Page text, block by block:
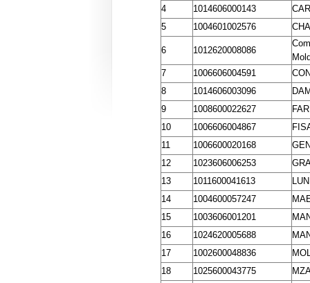
4
1014606000143
5
1004601002576
6 1012620008086
7
1006606004591
8
1014606003096
9
1008600022627
10
1006606004867
11
1006600020168
12
1023606006253
13
1011600041613
14
1004600057247
15
1003606001201
16
1024620005688
17
1002600048836
18
1025600043775